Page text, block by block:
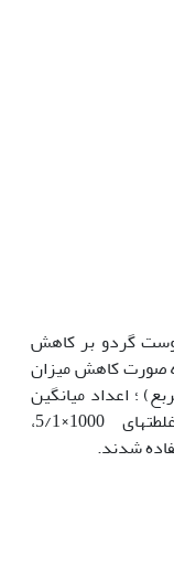
پوست گردو بر کاهش
صورت کاهش میزان
؛ اعداد میانگین
چهار تکرار است. عصاره­های مختلف در غلطت­های 1000×5/1،